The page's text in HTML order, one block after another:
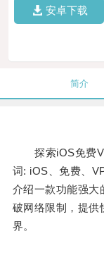
安卓下载
简介
探索iOS免费
词: iOS、免费、
介绍一款功能强大
破网络限制，提供
界。